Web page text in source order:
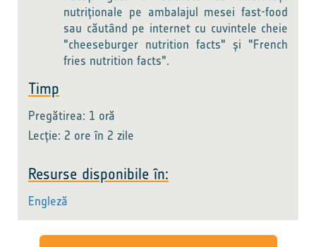
nutriționale pe ambalajul mesei fast-food
sau căutând pe internet cu cuvintele cheie
"cheeseburger nutrition facts" și "French
fries nutrition facts".
Timp
Pregătirea: 1 oră
Lecție: 2 ore în 2 zile
Resurse disponibile în:
Engleză